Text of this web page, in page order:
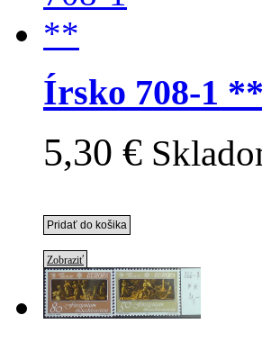
Írsko 708-1 **
5,30 €
Zobraziť